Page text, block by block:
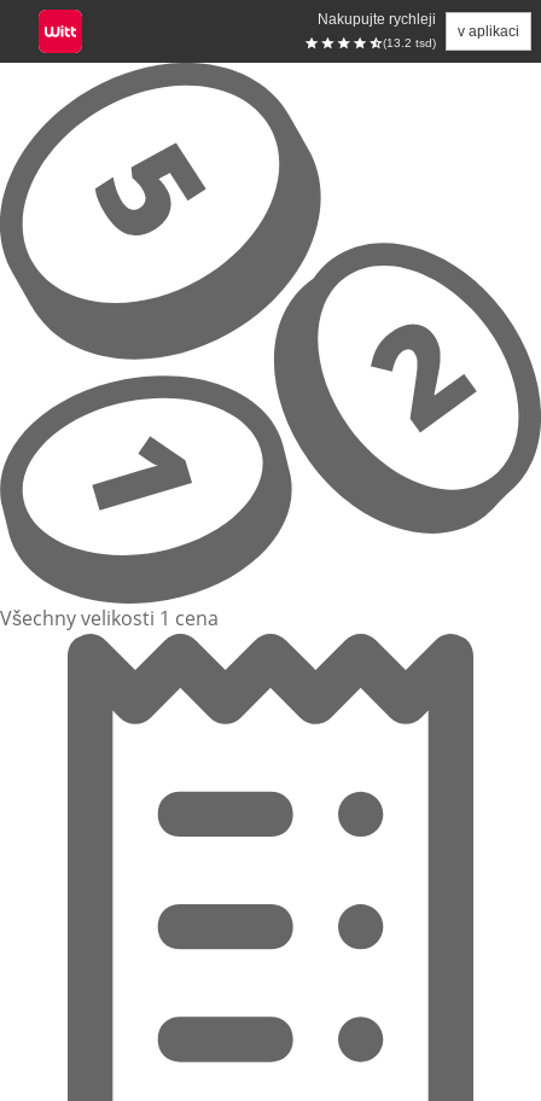
Nakupujte rychleji
(13.2 tsd)
v aplikaci
Přeskočit na hlavní obsah
Všechny velikosti 1 cena